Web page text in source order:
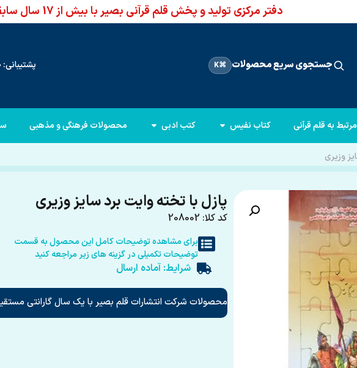
دفتر مرکزی تولید و پخش قلم قرآنی بصیر با بیش از 17 سال سابقه
جستجوی سریع محصولات ⌘K پشتیبانی: 66960950-021
به قلم قرآنی کتاب نفیس کتب ادبی محصولات فرهنگی و مذهبی
وزیری
پازل با تخته وایت برد سایز وزیری
کد کلا: 208002
برای مشاهده توضیحات کامل این محصول به قسمت
توضیحات تکمیلی در گزینه های زیر مراجعه کنید
شرایط: آماده ارسال
محصولات شرکت انتشارات قلم بصیر با یک سال گارانتی